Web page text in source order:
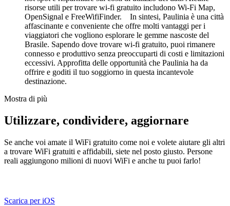
risorse utili per trovare wi-fi gratuito includono Wi-Fi Map,
OpenSignal e FreeWifiFinder. In sintesi, Paulinia è una città
affascinante e conveniente che offre molti vantaggi per i
viaggiatori che vogliono esplorare le gemme nascoste del
Brasile. Sapendo dove trovare wi-fi gratuito, puoi rimanere
connesso e produttivo senza preoccuparti di costi e limitazioni
eccessivi. Approfitta delle opportunità che Paulinia ha da
offrire e goditi il tuo soggiorno in questa incantevole
destinazione.
Mostra di più
Utilizzare, condividere, aggiornare
Se anche voi amate il WiFi gratuito come noi e volete aiutare gli altri
a trovare WiFi gratuiti e affidabili, siete nel posto giusto. Persone
reali aggiungono milioni di nuovi WiFi e anche tu puoi farlo!
Scarica per iOS